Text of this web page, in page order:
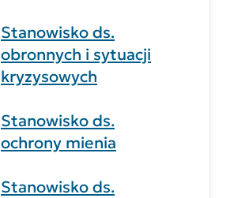
Stanowisko ds.
obronnych i sytuacji
kryzysowych
Stanowisko ds.
ochrony mienia
Stanowisko ds.